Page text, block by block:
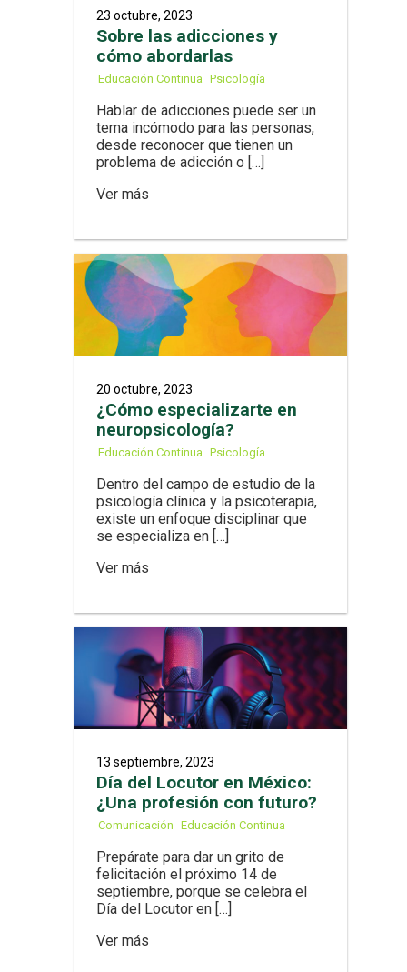
23 octubre, 2023
Sobre las adicciones y
cómo abordarlas
Educación Continua Psicología
Hablar de adicciones puede ser un
tema incómodo para las personas,
desde reconocer que tienen un
problema de adicción o […]
Ver más
20 octubre, 2023
¿Cómo especializarte en
neuropsicología?
Educación Continua Psicología
Dentro del campo de estudio de la
psicología clínica y la psicoterapia,
existe un enfoque disciplinar que
se especializa en […]
Ver más
13 septiembre, 2023
Día del Locutor en México:
¿Una profesión con futuro?
Comunicación Educación Continua
Prepárate para dar un grito de
felicitación el próximo 14 de
septiembre, porque se celebra el
Día del Locutor en […]
Ver más